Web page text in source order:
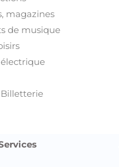
magazines
de musique
Billetterie